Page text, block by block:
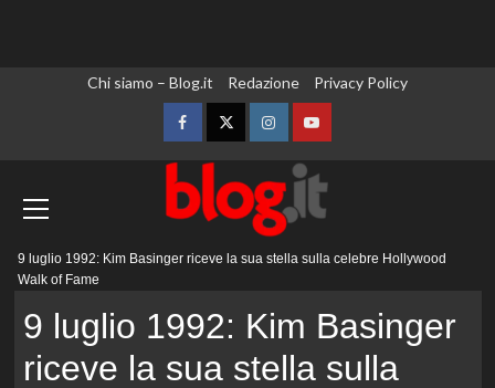
Chi siamo – Blog.it Redazione Privacy Policy
FacebookTwitterInstagramYouTube
principale
9 luglio 1992: Kim Basinger riceve la sua stella sulla celebre Hollywood
Walk of Fame
9 luglio 1992: Kim Basinger
riceve la sua stella sulla